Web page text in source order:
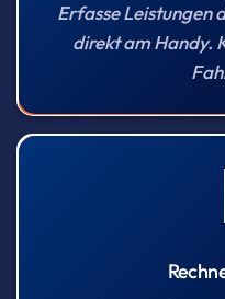
Erfasse Leistungen
direkt am Handy.